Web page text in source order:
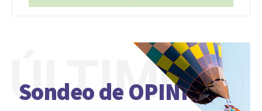
Sondeo de OPINIÓN
ÚLTIMO